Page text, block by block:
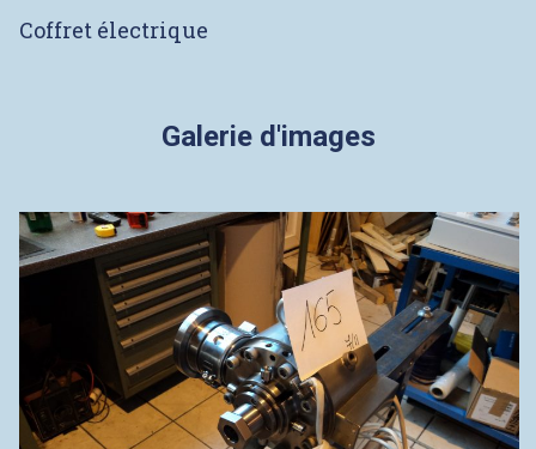
Coffret électrique
Galerie d'images